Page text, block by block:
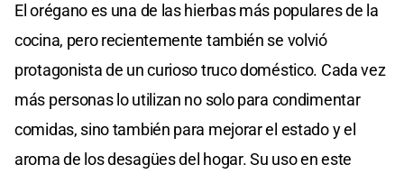
El orégano es una de las hierbas más populares de la
cocina, pero recientemente también se volvió
protagonista de un curioso truco doméstico. Cada vez
más personas lo utilizan no solo para condimentar
comidas, sino también para mejorar el estado y el
aroma de los desagües del hogar. Su uso en este